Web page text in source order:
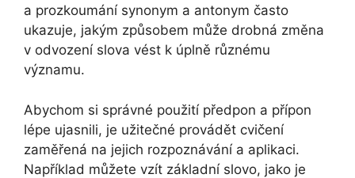
a prozkoumání synonym a antonym často
ukazuje, jakým způsobem může drobná změna
v odvození slova vést k úplně různému
významu.
Abychom si správné použití předpon a přípon
lépe ujasnili, je užitečné provádět cvičení
zaměřená na jejich rozpoznávání a aplikaci.
Například můžete vzít základní slovo, jako je